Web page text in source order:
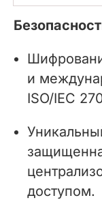
и
ISO/IEC
доступом.